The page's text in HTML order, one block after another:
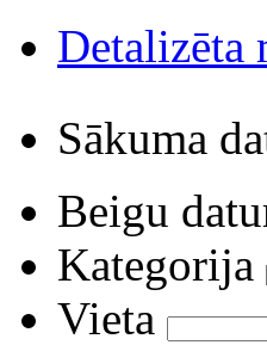
Detalizēta
Sākuma
Beigu
Kategorija
Vieta